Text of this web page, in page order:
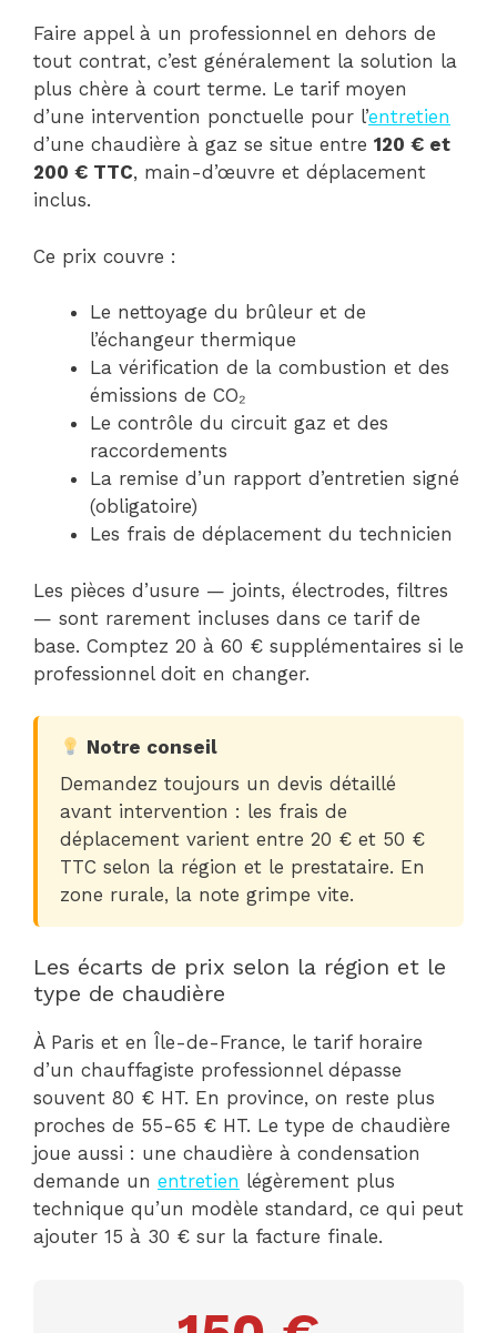
Faire appel à un professionnel en dehors de
tout contrat, c’est généralement la solution la
plus chère à court terme. Le tarif moyen
d’une intervention ponctuelle pour l’entretien
d’une chaudière à gaz se situe entre 120 € et
200 € TTC, main-d’œuvre et déplacement
inclus.
Ce prix couvre :
Le nettoyage du brûleur et de
l’échangeur thermique
La vérification de la combustion et des
émissions de CO₂
Le contrôle du circuit gaz et des
raccordements
La remise d’un rapport d’entretien signé
(obligatoire)
Les frais de déplacement du technicien
Les pièces d’usure — joints, électrodes, filtres
— sont rarement incluses dans ce tarif de
base. Comptez 20 à 60 € supplémentaires si le
professionnel doit en changer.
Notre conseil
Demandez toujours un devis détaillé
avant intervention : les frais de
déplacement varient entre 20 € et 50 €
TTC selon la région et le prestataire. En
zone rurale, la note grimpe vite.
Les écarts de prix selon la région et le
type de chaudière
À Paris et en Île-de-France, le tarif horaire
d’un chauffagiste professionnel dépasse
souvent 80 € HT. En province, on reste plus
proches de 55-65 € HT. Le type de chaudière
joue aussi : une chaudière à condensation
demande un entretien légèrement plus
technique qu’un modèle standard, ce qui peut
ajouter 15 à 30 € sur la facture finale.